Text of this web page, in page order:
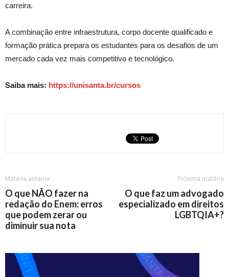
carreira.
A combinação entre infraestrutura, corpo docente qualificado e
formação prática prepara os estudantes para os desafios de um
mercado cada vez mais competitivo e tecnológico.
Saiba mais: https://unisanta.br/cursos
Matéria anterior
O que NÃO fazer na
redação do Enem: erros
que podem zerar ou
diminuir sua nota
Próxima matéria
O que faz um advogado
especializado em direitos
LGBTQIA+?